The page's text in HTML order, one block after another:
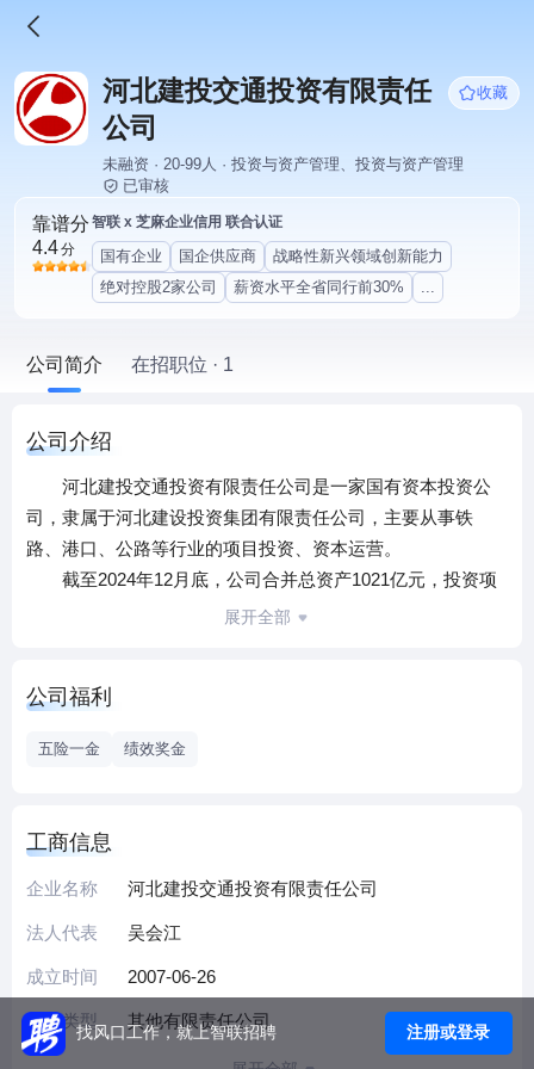
河北建投交通投资有限责任
公司
收藏
未融资 · 20-99人 · 投资与资产管理、投资与资产管理
已审核
靠谱分
4.4分
智联 x 芝麻企业信用 联合认证
国有企业 国企供应商
战略性新兴领域创新能力
绝对控股2家公司
薪资水平全省同行前30% ...
公司简介 在招职位 · 1
公司介绍
河北建投交通投资有限责任公司是一家国有资本投资公
司，隶属于河北建设投资集团有限责任公司，主要从事铁
路、港口、公路等行业的项目投资、资本运营。
截至2024年12月底，公司合并总资产1021亿元，投资项
目41个，其中已运营客运铁路14个，分别为京沪高铁、京石
省内总里程1087.48公里；货运铁路项目9个，分别为邯黄铁
公司本部设职能部门9个，员工56人。控股邯黄铁路有限
责任公司等4家企业，系统员工总数673人。近年来，交通公
司认真落实省委省政府、省国资委、集团公司决策部署，一
手谋改革、一手抓创新，企业高质量发展内生活力持续迸
元，年均营收30.58亿元，年均利润总额8.41亿元，连续评为
河北服务企业百强，AAA级信用企业。
我们统筹国企社会责任和价值创造。有效发挥资本投资
展开全部
公司福利
五险一金 绩效奖金
工商信息
企业名称 河北建投交通投资有限责任公司
法人代表 吴会江
成立时间 2007-06-26
企业类型 其他有限责任公司
找风口工作，就上智联招聘 注册或登录